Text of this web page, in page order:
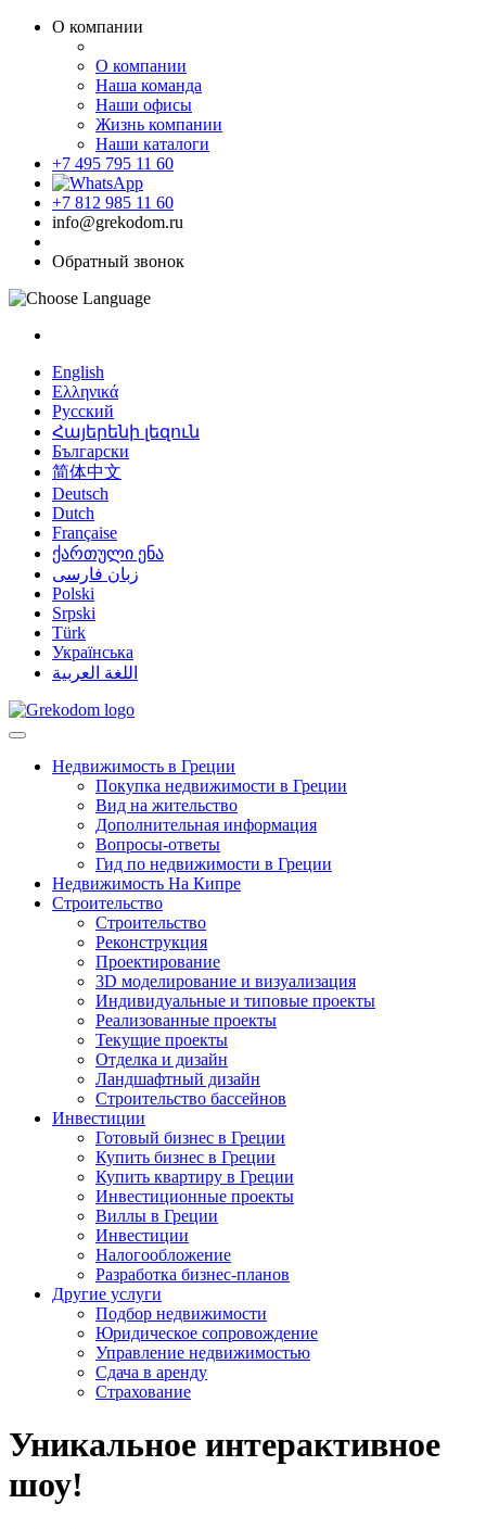
О компании
О компании
Наша команда
Наши офисы
Жизнь компании
Наши каталоги
+7 495 795 11 60
+7 812 985 11 60
info@grekodom.ru
Обратный звонок
English
Ελληνικά
Русский
Հայերենի լեզուն
Български
简体中文
Deutsch
Dutch
Française
ქართული ენა
زبان فارسی
Polski
Srpski
Türk
Українська
اللغة العربية
Недвижимость в Греции
Покупка недвижимости в Греции
Вид на жительство
Дополнительная информация
Вопросы-ответы
Гид по недвижимости в Греции
Недвижимость На Кипре
Строительство
Строительство
Реконструкция
Проектирование
3D моделирование и визуализация
Индивидуальные и типовые проекты
Реализованные проекты
Текущие проекты
Отделка и дизайн
Ландшафтный дизайн
Строительство бассейнов
Инвестиции
Готовый бизнес в Греции
Купить бизнес в Греции
Купить квартиру в Греции
Инвестиционные проекты
Виллы в Греции
Инвестиции
Налогообложение
Разработка бизнес-планов
Другие услуги
Подбор недвижимости
Юридическое сопровождение
Управление недвижимостью
Сдача в аренду
Страхование
Уникальное интерактивное
шоу!